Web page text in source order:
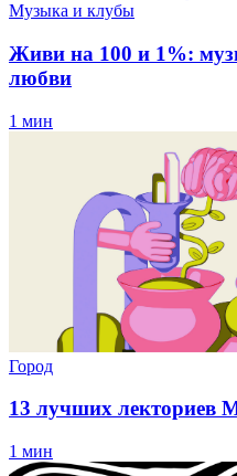
Музыка и клубы
Живи на 100 и 1%:
любви
1 мин
Город
13 лучших лекториев
1 мин